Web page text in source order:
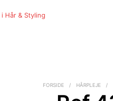
FORSIDE / HÅRPLEJE /